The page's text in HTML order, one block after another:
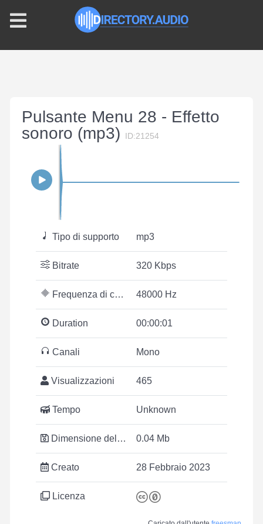
Pulsante Menu 28 - Effetto
sonoro (mp3)
ID:21254
Tipo di supporto mp3
Bitrate 320 Kbps
Frequenza di campionamento 48000 Hz
Duration 00:00:01
Canali Mono
Visualizzazioni 465
Tempo Unknown
Dimensione del file 0.04 Mb
Creato 28 Febbraio 2023
Licenza